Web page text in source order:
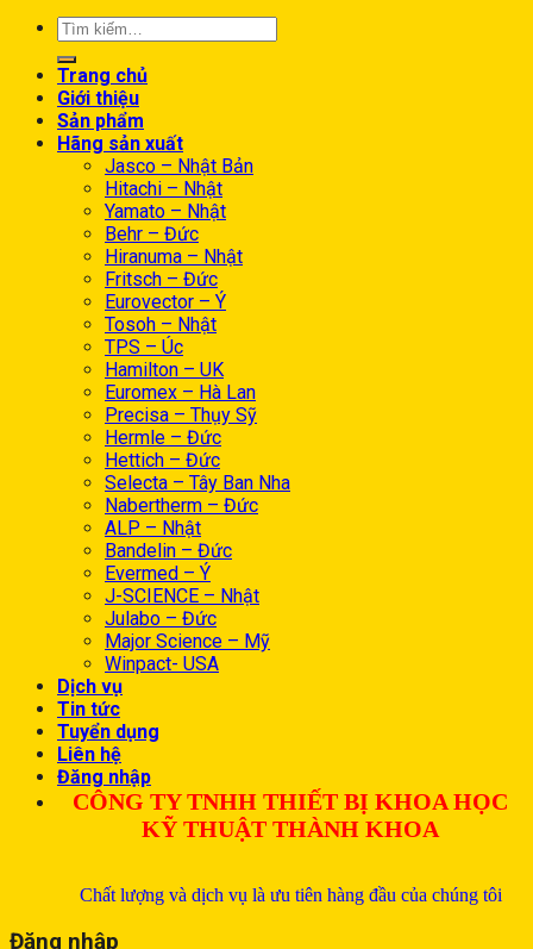
Trang chủ
Giới thiệu
Sản phẩm
Hãng sản xuất
Jasco – Nhật Bản
Hitachi – Nhật
Yamato – Nhật
Behr – Đức
Hiranuma – Nhật
Fritsch – Đức
Eurovector – Ý
Tosoh – Nhật
TPS – Úc
Hamilton – UK
Euromex – Hà Lan
Precisa – Thụy Sỹ
Hermle – Đức
Hettich – Đức
Selecta – Tây Ban Nha
Nabertherm – Đức
ALP – Nhật
Bandelin – Đức
Evermed – Ý
J-SCIENCE – Nhật
Julabo – Đức
Major Science – Mỹ
Winpact- USA
Dịch vụ
Tin tức
Tuyển dụng
Liên hệ
Đăng nhập
CÔNG TY TNHH THIẾT BỊ KHOA HỌC
KỸ THUẬT THÀNH KHOA
Chất lượng và dịch vụ là ưu tiên hàng đầu của chúng tôi
Đăng nhập